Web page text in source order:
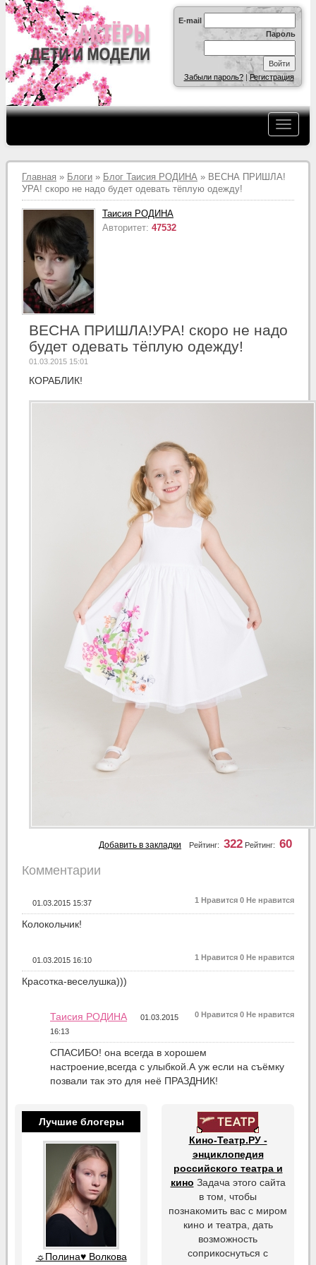
E-mail
Пароль
Забыли пароль?|Регистрация
Главная » Блоги » Блог Таисия РОДИНА » ВЕСНА ПРИШЛА!
УРА! скоро не надо будет одевать тёплую одежду!
Таисия РОДИНА
Авторитет: 47532
ВЕСНА ПРИШЛА!УРА! скоро не надо
будет одевать тёплую одежду!
01.03.2015 15:01
КОРАБЛИК!
Рейтинг: 60
Рейтинг: 322
Добавить в закладки
Комментарии
1 Нравится 0 Не нравится
01.03.2015 15:37
Колокольчик!
1 Нравится 0 Не нравится
01.03.2015 16:10
Красотка-веселушка)))
0 Нравится 0 Не нравится
Таисия РОДИНА
01.03.2015
16:13
СПАСИБО! она всегда в хорошем
настроение,всегда с улыбкой.А уж если на съёмку
позвали так это для неё ПРАЗДНИК!
Лучшие блогеры
☼Полина♥ Волкова
Кино-Театр.РУ -
энциклопедия
российского театра и
кино Задача этого сайта
в том, чтобы
познакомить вас с миром
кино и театра, дать
возможность
соприкоснуться с